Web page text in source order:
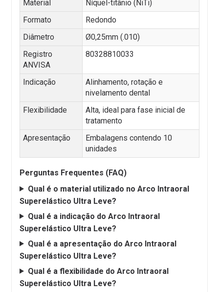
Material
Níquel-titânio (NiTi)
Formato
Redondo
Diâmetro
Ø0,25mm (.010)
Registro
ANVISA
80328810033
Indicação
Alinhamento, rotação e
nivelamento dental
Flexibilidade
Alta, ideal para fase inicial de
tratamento
Apresentação
Embalagens contendo 10
unidades
Perguntas Frequentes (FAQ)
Qual é o material utilizado no Arco Intraoral
Superelástico Ultra Leve?
Qual é a indicação do Arco Intraoral
Superelástico Ultra Leve?
Qual é a apresentação do Arco Intraoral
Superelástico Ultra Leve?
Qual é a flexibilidade do Arco Intraoral
Superelástico Ultra Leve?